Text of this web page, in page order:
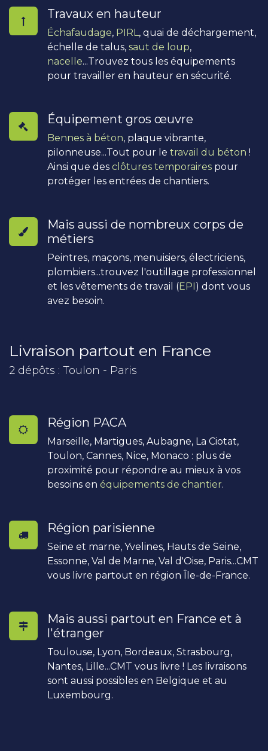
Travaux en hauteur
Échafaudage, PIRL , quai de déchargement,
échelle de talus, saut de loup,
nacelle...Trouvez tous les équipements
pour travailler en hauteur en sécurité.
Équipement gros œuvre
Bennes à béton, plaque vibrante,
pilonneuse...Tout pour le travail du béton !
Ainsi que des clôtures temporaires pour
protéger les entrées de chantiers.
Mais aussi de nombreux corps de
métiers
Peintres, maçons, menuisiers, électriciens,
plombiers...trouvez l'outillage professionnel
et les vêtements de travail (EPI) dont vous
avez besoin.
Livraison partout en France
2 dépôts : Toulon - Paris
Région PACA
Marseille, Martigues, Aubagne, La Ciotat,
Toulon, Cannes, Nice, Monaco : plus de
proximité pour répondre au mieux à vos
besoins en équipements de chantier.
Région parisienne
Seine et marne, Yvelines, Hauts de Seine,
Essonne, Val de Marne, Val d'Oise, Paris...CMT
vous livre partout en région Île-de-France.
Mais aussi partout en France et à
l'étranger
Toulouse, Lyon, Bordeaux, Strasbourg,
Nantes, Lille...CMT vous livre ! Les livraisons
sont aussi possibles en Belgique et au
Luxembourg.